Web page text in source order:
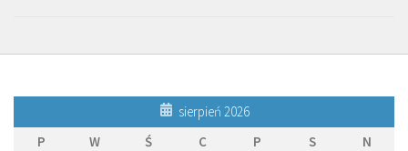
sierpień 2026
P
W Ś C P S
N